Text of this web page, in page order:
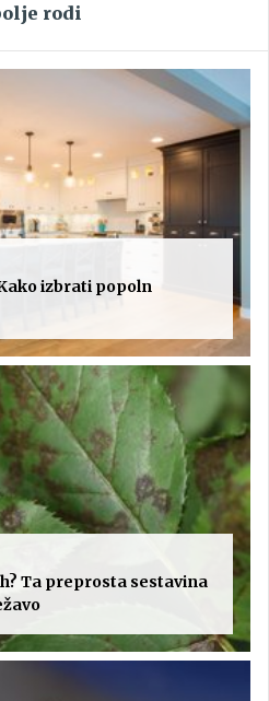
rodi
izbrati popoln
Ta preprosta sestavina